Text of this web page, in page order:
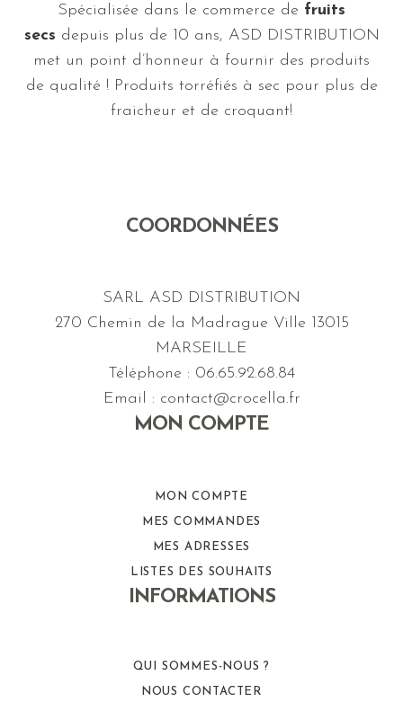
Spécialisée dans le commerce de fruits
secs depuis plus de 10 ans, ASD DISTRIBUTION
met un point d’honneur à fournir des produits
de qualité ! Produits torréfiés à sec pour plus de
fraicheur et de croquant!
COORDONNÉES
SARL ASD DISTRIBUTION
270 Chemin de la Madrague Ville 13015
MARSEILLE
Téléphone : 06.65.92.68.84
Email : contact@crocella.fr
MON COMPTE
MON COMPTE
MES COMMANDES
MES ADRESSES
LISTES DES SOUHAITS
INFORMATIONS
QUI SOMMES-NOUS ?
NOUS CONTACTER